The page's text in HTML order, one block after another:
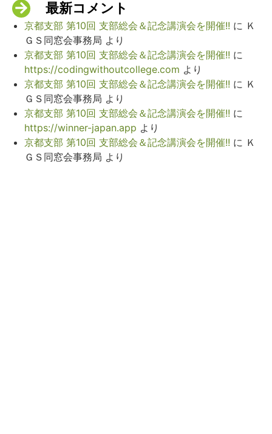
最新コメント
京都支部 第10回 支部総会＆記念講演会を開催!! に Ｋ
ＧＳ同窓会事務局 より
京都支部 第10回 支部総会＆記念講演会を開催!! に
https://codingwithoutcollege.com より
京都支部 第10回 支部総会＆記念講演会を開催!! に Ｋ
ＧＳ同窓会事務局 より
京都支部 第10回 支部総会＆記念講演会を開催!! に
https://winner-japan.app より
京都支部 第10回 支部総会＆記念講演会を開催!! に Ｋ
ＧＳ同窓会事務局 より